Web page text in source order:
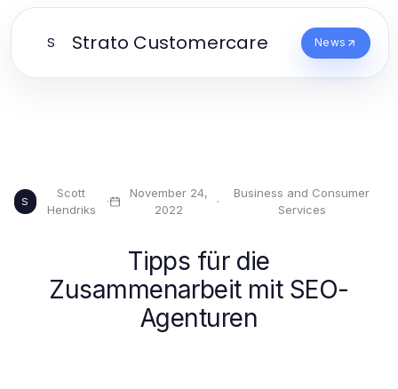
S Strato Customercare News
S
Scott
Hendriks
·
November 24,
2022
·
Business and Consumer
Services
Tipps für die
Zusammenarbeit mit SEO-
Agenturen